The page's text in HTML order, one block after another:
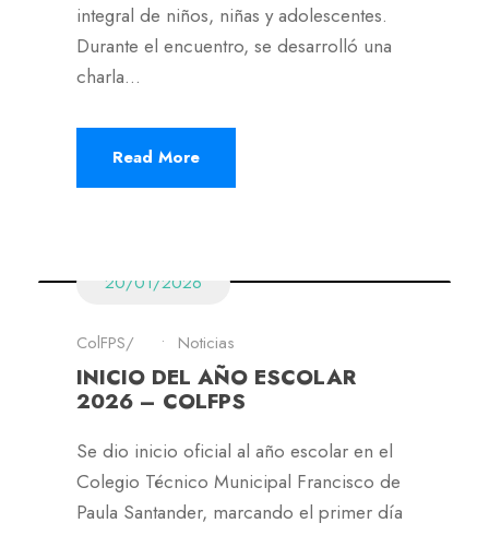
integral de niños, niñas y adolescentes.
Durante el encuentro, se desarrolló una
charla...
Read More
20/01/2026
ColFPS • Noticias
INICIO DEL AÑO ESCOLAR
2026 – COLFPS
Se dio inicio oficial al año escolar en el
Colegio Técnico Municipal Francisco de
Paula Santander, marcando el primer día